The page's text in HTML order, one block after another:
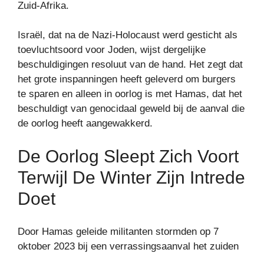
Zuid-Afrika.
Israël, dat na de Nazi-Holocaust werd gesticht als
toevluchtsoord voor Joden, wijst dergelijke
beschuldigingen resoluut van de hand. Het zegt dat
het grote inspanningen heeft geleverd om burgers
te sparen en alleen in oorlog is met Hamas, dat het
beschuldigt van genocidaal geweld bij de aanval die
de oorlog heeft aangewakkerd.
De Oorlog Sleept Zich Voort
Terwijl De Winter Zijn Intrede
Doet
Door Hamas geleide militanten stormden op 7
oktober 2023 bij een verrassingsaanval het zuiden